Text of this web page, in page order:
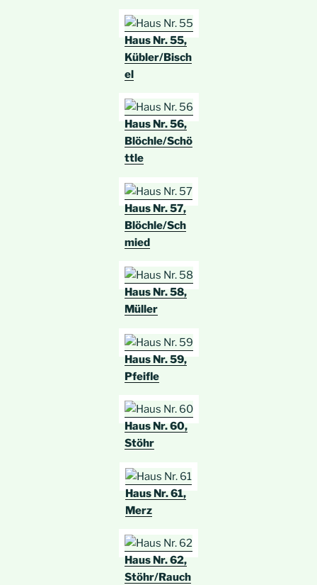
Haus Nr. 55,
Kübler/Bisch
el
Haus Nr. 56,
Blöchle/Schö
ttle
Haus Nr. 57,
Blöchle/Sch
mied
Haus Nr. 58,
Müller
Haus Nr. 59,
Pfeifle
Haus Nr. 60,
Stöhr
Haus Nr. 61,
Merz
Haus Nr. 62,
Stöhr/Rauch